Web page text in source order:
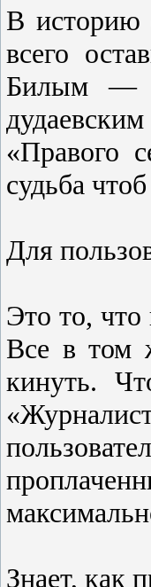
В историю
всего
Билым —
«Правого
судьба
Для
Это то, что
Все в том
кинуть.
Знает, как